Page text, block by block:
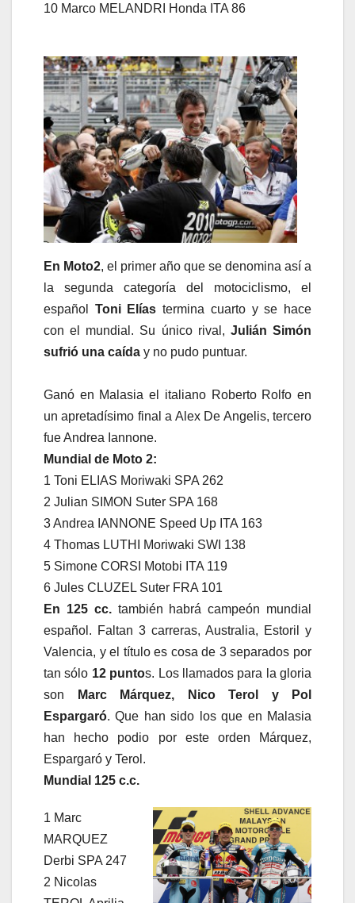
10 Marco MELANDRI Honda ITA 86
En Moto2, el primer año que se denomina así a
la segunda categoría del motociclismo, el
español Toni Elías termina cuarto y se hace
con el mundial. Su único rival, Julián Simón
sufrió una caída y no pudo puntuar.
Ganó en Malasia el italiano Roberto Rolfo en
un apretadísimo final a Alex De Angelis, tercero
fue Andrea Iannone.
Mundial de Moto 2:
1 Toni ELIAS Moriwaki SPA 262
2 Julian SIMON Suter SPA 168
3 Andrea IANNONE Speed Up ITA 163
4 Thomas LUTHI Moriwaki SWI 138
5 Simone CORSI Motobi ITA 119
6 Jules CLUZEL Suter FRA 101
En 125 cc.también habrá campeón mundial
español. Faltan 3 carreras, Australia, Estoril y
Valencia, y el título es cosa de 3 separados por
tan sólo 12 puntos. Los llamados para la gloria
son
Marc Márquez, Nico Terol y Pol
Espargaró. Que han sido los que en Malasia
han hecho podio por este orden Márquez,
Espargaró y Terol.
Mundial 125 c.c.
1 Marc
MARQUEZ
Derbi SPA 247
2 Nicolas